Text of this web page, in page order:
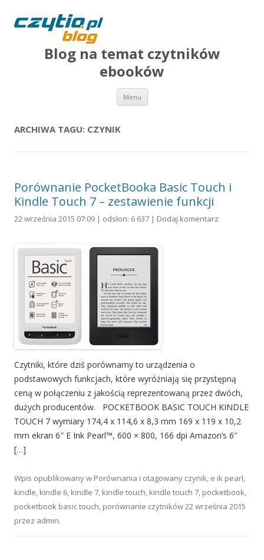
Blog na temat czytników
ebooków
Menu Przejdź do treści
ARCHIWA TAGU: CZYNIK
Porównanie PocketBooka Basic Touch i
Kindle Touch 7 – zestawienie funkcji
22 września 2015 07:09 | odsłon: 6 637 | Dodaj komentarz
Czytniki, które dziś porównamy to urządzenia o
podstawowych funkcjach, które wyróżniają się przystępną
ceną w połączeniu z jakością reprezentowaną przez dwóch,
dużych producentów. POCKETBOOK BASIC TOUCH KINDLE
TOUCH 7 wymiary 174,4 х 114,6 х 8,3 mm 169 x 119 x 10,2
mm ekran 6″ E Ink Pearl™, 600 × 800, 166 dpi Amazon’s 6″
[…]
Wpis opublikowany w Porównania i otagowany czynik, e ik pearl,
kindle, kindle 6, kindle 7, kindle touch, kindle touch 7, pocketbook,
pocketbook basic touch, porównanie czytników22 września 2015
przez admin.